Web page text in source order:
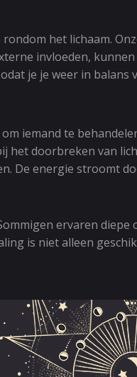
het lichaam.
invloeden,
je je weer in balans
iemand te
het doorbreken van
De energie stroomt
ervaren
is niet alleen